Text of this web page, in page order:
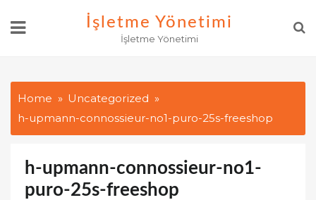
İşletme Yönetimi
İşletme Yönetimi
Home
Uncategorized
h-upmann-connossieur-no1-puro-25s-freeshop
h-upmann-connossieur-no1-
puro-25s-freeshop